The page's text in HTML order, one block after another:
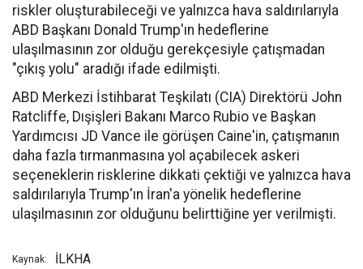
riskler oluşturabileceği ve yalnızca hava saldırılarıyla
ABD Başkanı Donald Trump'ın hedeflerine
ulaşılmasının zor olduğu gerekçesiyle çatışmadan
"çıkış yolu" aradığı ifade edilmişti.
ABD Merkezi İstihbarat Teşkilatı (CIA) Direktörü John
Ratcliffe, Dışişleri Bakanı Marco Rubio ve Başkan
Yardımcısı JD Vance ile görüşen Caine'in, çatışmanın
daha fazla tırmanmasına yol açabilecek askeri
seçeneklerin risklerine dikkati çektiği ve yalnızca hava
saldırılarıyla Trump'ın İran'a yönelik hedeflerine
ulaşılmasının zor olduğunu belirttiğine yer verilmişti.
Kaynak: İLKHA